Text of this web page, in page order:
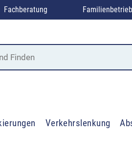
Fachberatung Familienbetrieb
Verkehrslenkung